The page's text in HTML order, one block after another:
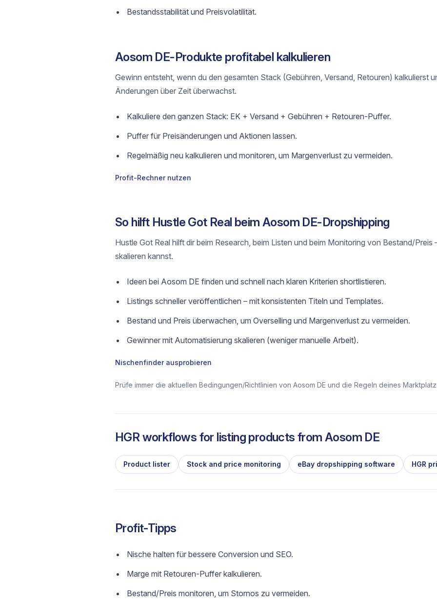
Bestandsstabilität und Preisvolatilität.
Aosom DE-Produkte profitabel kalkulieren
Gewinn entsteht, wenn du den gesamten Stack (Gebühren, Versand, Retouren) kalkulierst
Änderungen über Zeit überwachst.
Kalkuliere den ganzen Stack: EK + Versand + Gebühren + Retouren-Puffer.
Puffer für Preisänderungen und Aktionen lassen.
Regelmäßig neu kalkulieren und monitoren, um Margenverlust zu vermeiden.
Profit-Rechner nutzen
So hilft Hustle Got Real beim Aosom DE-Dropshipping
Hustle Got Real hilft dir beim Research, beim Listen und beim Monitoring von Bestand/Preis
skalieren kannst.
Ideen bei Aosom DE finden und schnell nach klaren Kriterien shortlistieren.
Listings schneller veröffentlichen – mit konsistenten Titeln und Templates.
Bestand und Preis überwachen, um Overselling und Margenverlust zu vermeiden.
Gewinner mit Automatisierung skalieren (weniger manuelle Arbeit).
Nischenfinder ausprobieren
Prüfe immer die aktuellen Bedingungen/Richtlinien von Aosom DE und die Regeln deines
HGR workflows for listing products from Aosom DE
Product lister Stock and price monitoring eBay dropshipping software HGR
Profit-Tipps
Nische halten für bessere Conversion und SEO.
Marge mit Retouren-Puffer kalkulieren.
Bestand/Preis monitoren, um Stornos zu vermeiden.